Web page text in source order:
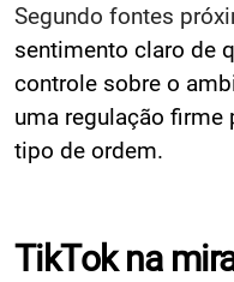
Segundo fontes
sentimento claro de
controle sobre o
uma regulação firme
tipo de ordem.
TikTok na